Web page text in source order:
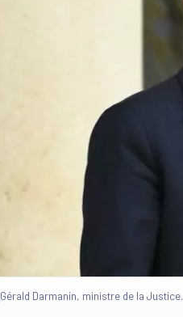
Gérald Darmanin, ministre de la Justice.